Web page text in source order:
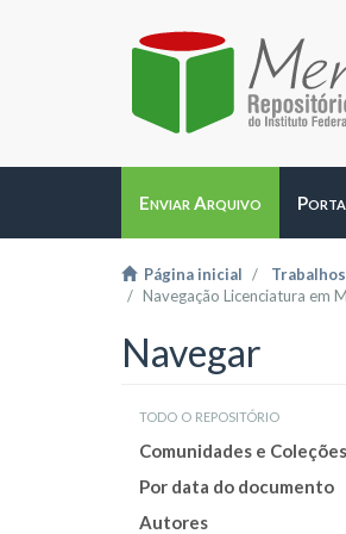
Enviar Arquivo
Página inicial
Navegação Licenciatura em
Navegar
todo o repositório
Comunidades e Coleções
Por data do documento
Autores